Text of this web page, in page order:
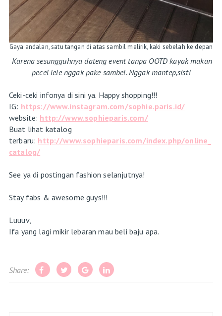
Gaya andalan, satu tangan di atas sambil melirik, kaki sebelah ke depan
Karena sesungguhnya dateng event tanpa OOTD kayak makan
pecel lele nggak pake sambel. Nggak mantep,sist!
Ceki-ceki infonya di sini ya. Happy shopping!!!
IG: https://www.instagram.com/sophie.paris.id/
website: http://www.sophieparis.com/
Buat lihat katalog
terbaru: http://www.sophieparis.com/index.php/online_
catalog/
See ya di postingan fashion selanjutnya!
Stay fabs & awesome guys!!!
Luuuv,
Ifa yang lagi mikir lebaran mau beli baju apa.
Share: